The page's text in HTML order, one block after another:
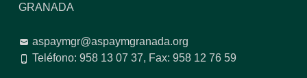
GRANADA
aspaymgr@aspaymgranada.org
Teléfono: 958 13 07 37, Fax: 958 12 76 59